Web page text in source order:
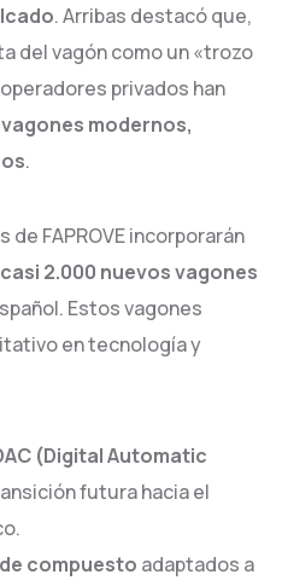
. Arribas destacó que,
del vagón como un «trozo
privados han
vagones modernos,
.
FAPROVE incorporarán
casi 2.000 nuevos vagones
Estos vagones
en tecnología y
(Digital Automatic
futura hacia el
compuesto adaptados a